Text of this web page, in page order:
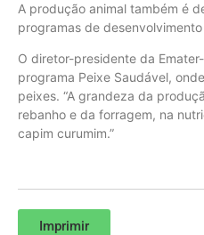
A produção animal também é
programas de
O diretor-presidente da
programa Peixe Saudável,
peixes. “A grandeza da
rebanho e da forragem, na
capim curumim.”
Imprimir